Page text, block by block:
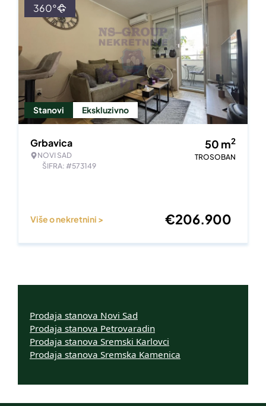
Stanovi Ekskluzivno
360°
Grbavica
NOVI SAD
ŠIFRA: #573149
50 m2
TROSOBAN
Više o nekretnini > €206.900
Prodaja stanova Novi Sad
Prodaja stanova Petrovaradin
Prodaja stanova Sremski Karlovci
Prodaja stanova Sremska Kamenica